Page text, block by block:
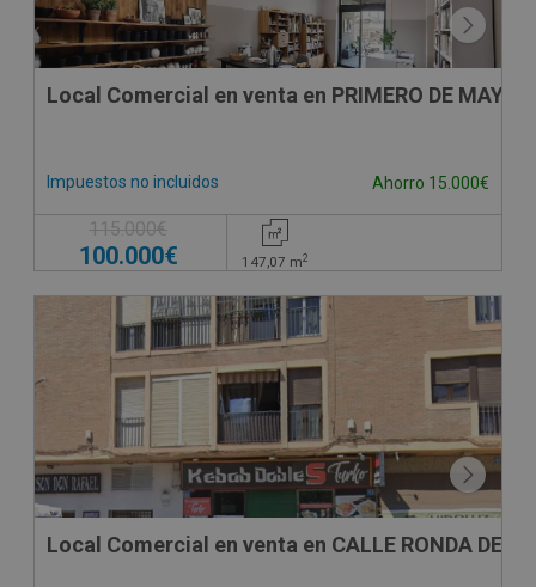
Local Comercial en venta en PRIMERO DE MAYO
Impuestos no incluidos Ahorro 15.000€
115.000€
100.000€ 147,07 m2
CESIÓN DE REMATE
Local Comercial en venta en CALLE RONDA DE